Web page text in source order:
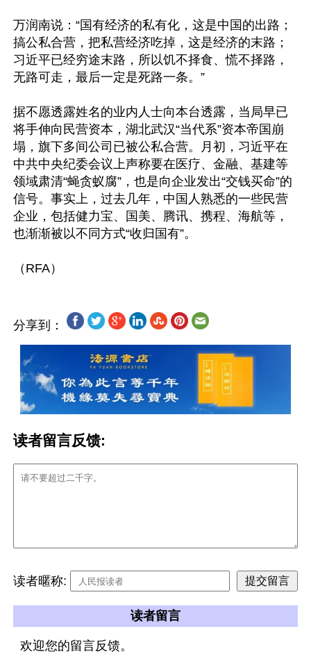
万润南说：“国有经济的私有化，这是中国的出路；
搞公私合营，把私营经济吃掉，这是经济的末路；
习近平已经穷途末路，所以饥不择食、慌不择路，
无路可走，最后一定是死路一条。”
据不愿透露姓名的业内人士向本台透露，当局早已
将手伸向民营资本，湖北武汉“当代系”资本帝国崩
塌，旗下多间公司已被公私合营。月初，习近平在
中共中央纪委会议上声称要在医疗、金融、基建等
领域肃清“蝇贪蚁腐”，也是向企业发出“交钱买命”的
信号。事实上，过去几年，中国人熟悉的一些民营
企业，包括健力宝、国美、腾讯、携程、海航等，
也渐渐被以不同方式“收归国有”。
分享到：
读者留言反馈:
读者暱称:
读者留言
欢迎您的留言反馈。